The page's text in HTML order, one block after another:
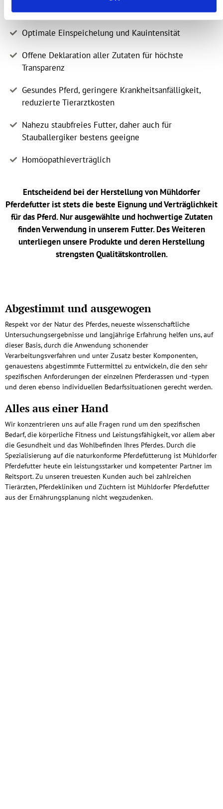
Mühlennebenprodukte
Optimale Einspeichelung und Kauintensität
Offene Deklaration aller Zutaten für höchste
Transparenz
Gesundes Pferd, geringere Krankheitsanfälligkeit,
reduzierte Tierarztkosten
Nahezu staubfreies Futter, daher auch für
Stauballergiker bestens geeigne
Homöopathieverträglich
Entscheidend bei der Herstellung von Mühldorfer
Pferdefutter ist stets die beste Eignung und Verträglichkeit
für das Pferd. Nur ausgewählte und hochwertige Zutaten
finden Verwendung in unserem Futter. Des Weiteren
unterliegen unsere Produkte und deren Herstellung
strengsten Qualitätskontrollen.
Abgestimmt und ausgewogen
Respekt vor der Natur des Pferdes, neueste wissenschaftliche
Untersuchungsergebnisse und langjährige Erfahrung helfen uns, auf
dieser Basis, durch die Anwendung schonender
Verarbeitungsverfahren und unter Zusatz bester Komponenten,
genauestens abgestimmte Futtermittel zu entwickeln, die den sehr
spezifischen Anforderungen der einzelnen Pferderassen und -typen
und deren ebenso individuellen Bedarfssituationen gerecht werden.
Alles aus einer Hand
Wir konzentrieren uns auf alle Fragen rund um den spezifischen
Bedarf, die körperliche Fitness und Leistungsfähigkeit, vor allem aber
die Gesundheit und das Wohlbefinden Ihres Pferdes. Durch die
Spezialisierung auf die naturkonforme Pferdefütterung ist Mühldorfer
Pferdefutter heute ein leistungsstarker und kompetenter Partner im
Reitsport. Zu unseren treuesten Kunden auch bei zahlreichen
Tierärzten, Pferdekliniken und Züchtern ist Mühldorfer Pferdefutter
aus der Ernährungsplanung nicht wegzudenken.